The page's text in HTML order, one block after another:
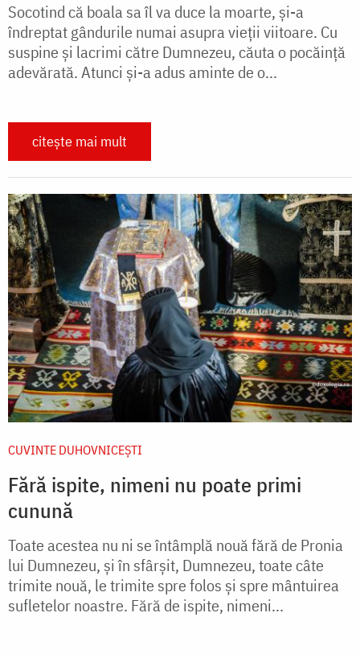
Socotind că boala sa îl va duce la moarte, și-a
îndreptat gândurile numai asupra vieții viitoare. Cu
suspine și lacrimi către Dumnezeu, căuta o pocăință
adevărată. Atunci și-a adus aminte de o...
citește mai mult
CUVINTE DUHOVNICEȘTI
Fără ispite, nimeni nu poate primi
cunună
Toate acestea nu ni se întâmplă nouă fără de Pronia
lui Dumnezeu, și în sfârșit, Dumnezeu, toate câte
trimite nouă, le trimite spre folos și spre mântuirea
sufletelor noastre. Fără de ispite, nimeni...